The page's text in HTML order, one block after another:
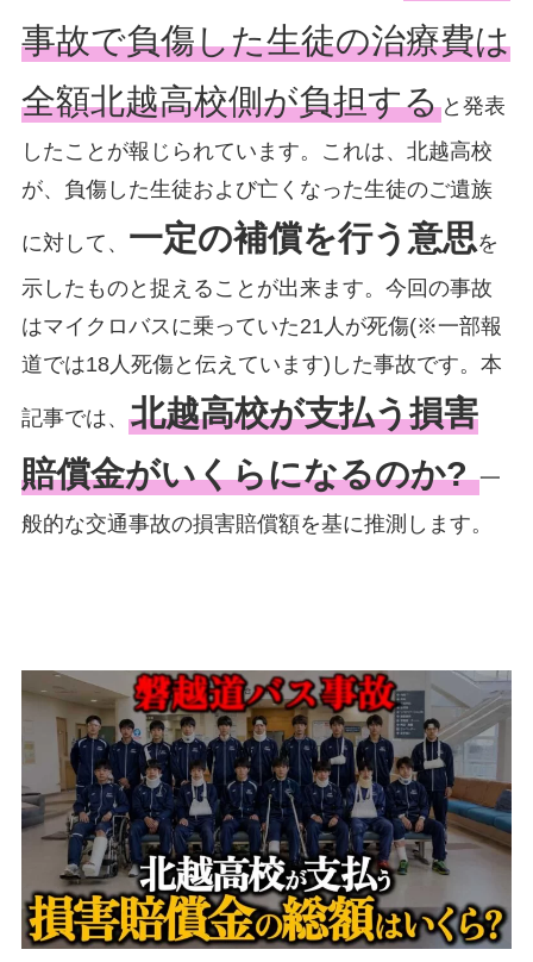
事故で負傷した生徒の治療費は
全額北越高校側が負担すると発表
したことが報じられています。これは、北越高校
が、負傷した生徒および亡くなった生徒のご遺族
に対して、 一定の補償を行う意思を
示したものと捉えることが出来ます。今回の事故
はマイクロバスに乗っていた21人が死傷(※一部報
道では18人死傷と伝えています)した事故です。本
記事では、 北越高校が支払う損害
賠償金がいくらになるのか?一
般的な交通事故の損害賠償額を基に推測します。